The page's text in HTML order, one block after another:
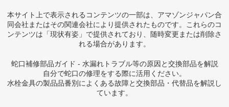
本サイト上で表示されるコンテンツの一部は、アマゾンジャパン合
同会社またはその関連会社により提供されたものです。これらのコ
ンテンツは「現状有姿」で提供されており、随時変更または削除さ
れる場合があります。
蛇口補修部品ガイド - 水漏れトラブル等の原因と交換部品を解説
自分で蛇口の修理をする際に活用ください。
水栓金具の製品品番別によくある故障と交換部品・代替品を解説し
ています。